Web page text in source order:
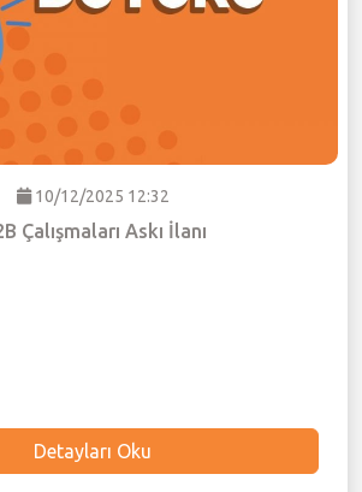
10/12/2025 12:32
Çalışmaları Askı İlanı
Detayları Oku